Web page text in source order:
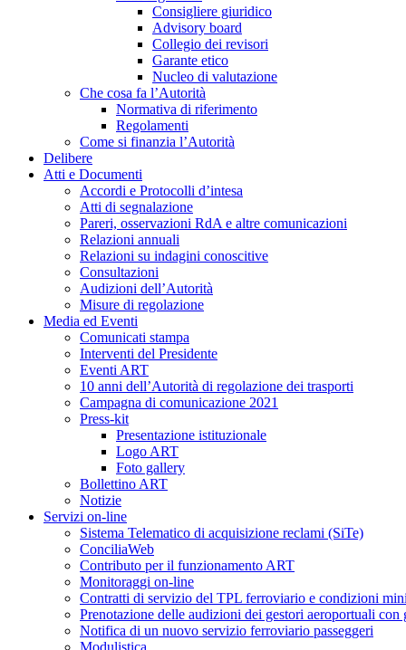
Consigliere giuridico
Advisory board
Collegio dei revisori
Garante etico
Nucleo di valutazione
Che cosa fa l’Autorità
Normativa di riferimento
Regolamenti
Come si finanzia l’Autorità
Delibere
Atti e Documenti
Accordi e Protocolli d’intesa
Atti di segnalazione
Pareri, osservazioni RdA e altre comunicazioni
Relazioni annuali
Relazioni su indagini conoscitive
Consultazioni
Audizioni dell’Autorità
Misure di regolazione
Media ed Eventi
Comunicati stampa
Interventi del Presidente
Eventi ART
10 anni dell’Autorità di regolazione dei trasporti
Campagna di comunicazione 2021
Press-kit
Presentazione istituzionale
Logo ART
Foto gallery
Bollettino ART
Notizie
Servizi on-line
Sistema Telematico di acquisizione reclami (SiTe)
ConciliaWeb
Contributo per il funzionamento ART
Monitoraggi on-line
Contratti di servizio del TPL ferroviario e condizioni
Prenotazione delle audizioni dei gestori aeroportuali con
Notifica di un nuovo servizio ferroviario passeggeri
Modulistica